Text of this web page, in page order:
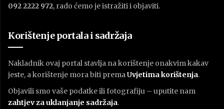
092 2222 972, rado ćemo je istražiti i objaviti.
Korištenje portala i sadržaja
Nakladnik ovaj portal stavlja na korištenje onakvim kakav
jeste, a korištenje mora biti premaUvjetima korištenja.
Objavili smo vaše podatke ili fotografiju – uputite nam
zahtjev za uklanjanje sadržaja.